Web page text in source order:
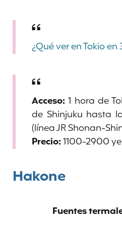
¿Qué ver en Tokio en
Acceso: 1 hora de
de Shinjuku hasta
(línea JR Shonan-
Precio:1100-2900
Hakone
Fuentes